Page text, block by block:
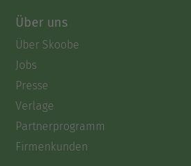
Über uns
Über Skoobe
Jobs
Presse
Verlage
Partnerprogramm
Firmenkunden